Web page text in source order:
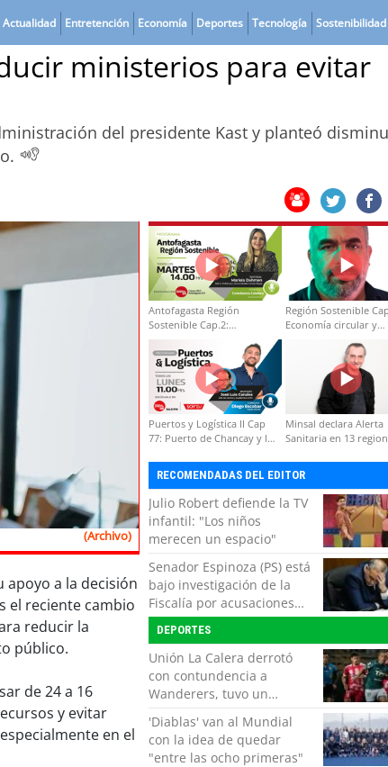
Actualidad Entretención Economía Deportes Tecnología Sostenibilidad
ministerios para evitar
del presidente Kast y planteó
(Archivo)
apoyo a la decisión
el reciente cambio
reducir la
público.
de 24 a 16
y evitar
en el
Antofagasta Región
Sostenible Cap.2:
Educación ambiental y
formación de capacidades
técnicas
Región Sostenible
Economía circular y
Puertos y Logística II Cap
77: Puerto de Chancay y la
Minsal declara Alerta
Sanitaria en 13
RECOMENDADAS DEL EDITOR
Julio Robert defiende la TV
infantil: "Los niños
merecen un espacio"
Senador Espinoza (PS) está
bajo investigación de la
Fiscalía por acusaciones
cruzadas de agresión con
su pareja
DEPORTES
Unión La Calera derrotó
con contundencia a
Wanderers, tuvo un
respiro y clasificó en Copa
Chile
'Diablas' van al Mundial
con la idea de quedar
"entre las ocho primeras"